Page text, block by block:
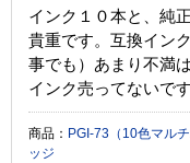
インク１０本と、純
貴重です。互換イン
事でも）あまり不満
インク売ってないで
商品： PGI-73（10色マル
ッジ